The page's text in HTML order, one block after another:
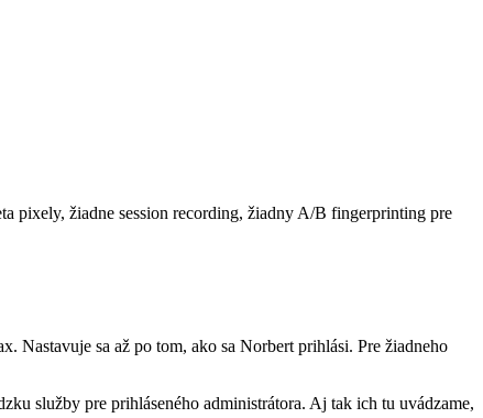
pixely, žiadne session recording, žiadny A/B fingerprinting pre
Nastavuje sa až po tom, ako sa Norbert prihlási. Pre žiadneho
služby pre prihláseného administrátora. Aj tak ich tu uvádzame,